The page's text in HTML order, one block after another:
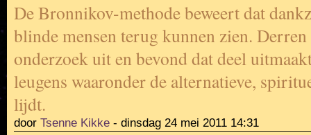
De Bronnikov-methode beweert dat
blinde mensen terug kunnen zien.
onderzoek uit en bevond dat deel
leugens waaronder de alternatieve,
lijdt.
door Tsenne Kikke - dinsdag 24 mei 2011 14:31